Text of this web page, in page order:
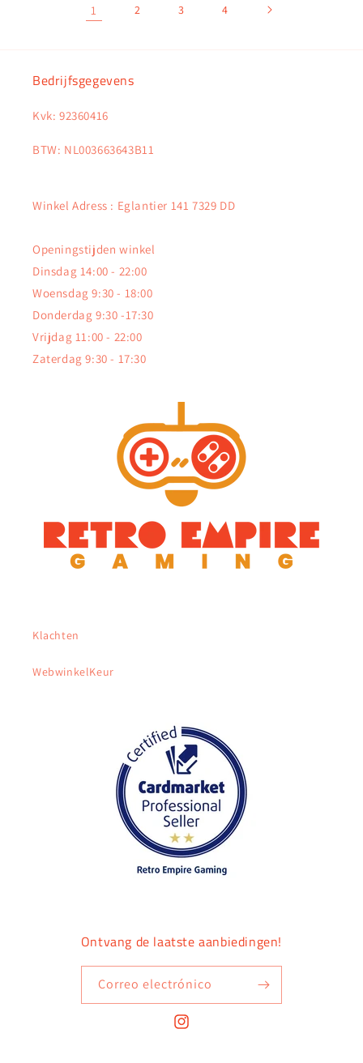
1 2 3 4
Bedrijfsgegevens
Kvk: 92360416
BTW: NL003663643B11
Winkel Adress : Eglantier 141 7329 DD
Openingstijden winkel
Dinsdag 14:00 - 22:00
Woensdag 9:30 - 18:00
Donderdag 9:30 -17:30
Vrijdag 11:00 - 22:00
Zaterdag 9:30 - 17:30
Klachten
WebwinkelKeur
Ontvang de laatste aanbiedingen!
Correo electrónico
Instagram